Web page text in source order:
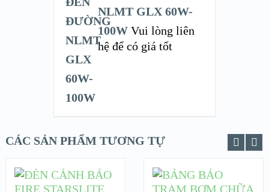
NLMT GLX 60W-
100W Vui lòng liên
hệ để có giá tốt
CÁC SẢN PHẨM TƯƠNG TỰ